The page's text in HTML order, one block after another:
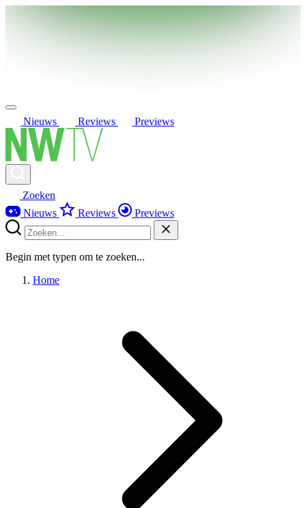
Nieuws Reviews Previews
Zoeken
Nieuws
Reviews Previews
Begin met typen om te zoeken...
Home